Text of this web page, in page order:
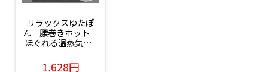
リラックスゆたぽ
ん　腰巻きホット
ほぐれる温蒸気：1
1,628円